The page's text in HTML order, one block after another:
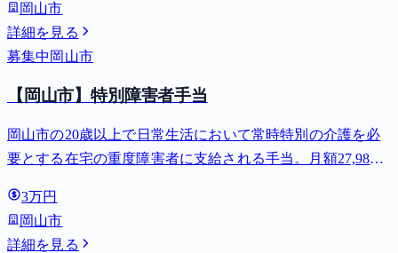
岡山市
詳細を見る
募集中 岡山市
【岡山市】特別障害者手当
岡山市の20歳以上で日常生活において常時特別の介護を必
要とする在宅の重度障害者に支給される手当。月額27,980
3万円
岡山市
詳細を見る